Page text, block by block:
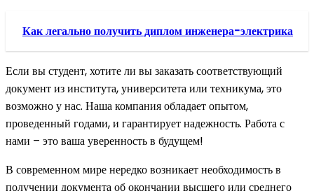
Как легально получить диплом инженера-электрика
Если вы студент, хотите ли вы заказать соответствующий
документ из института, университета или техникума, это
возможно у нас. Наша компания обладает опытом,
проведенный годами, и гарантирует надежность. Работа с
нами – это ваша уверенность в будущем!
В современном мире нередко возникает необходимость в
получении документа об окончании высшего или среднего